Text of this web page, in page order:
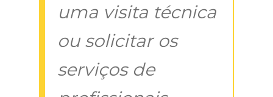
uma visita técnica
ou solicitar os
serviços de